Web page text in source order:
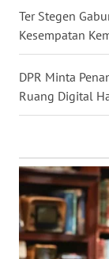
Ter Stegen
Kesempatan
DPR Minta
Ruang Digital
WN
KALTENG
WN
KALTARA
WN
KALSEL
WN
KALTIM